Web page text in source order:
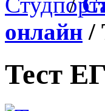
онлайн /
Тест